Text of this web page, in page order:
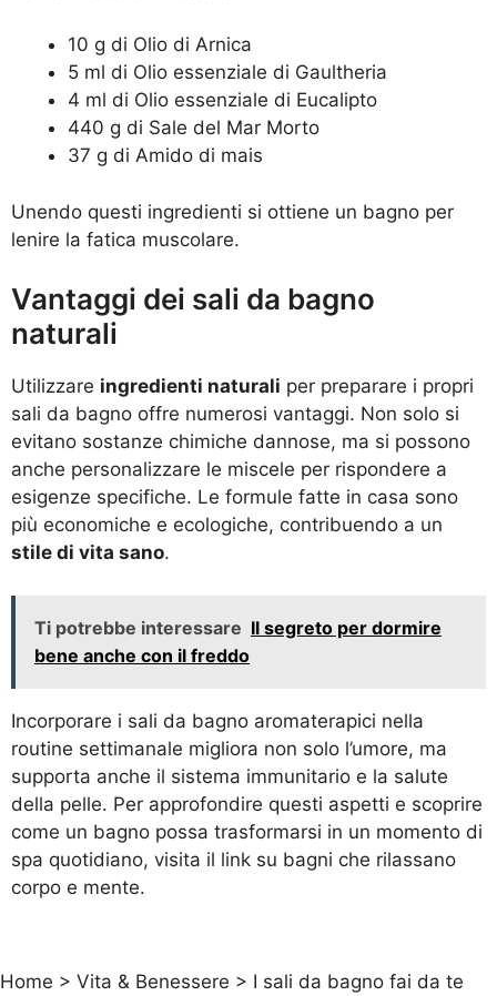
10 g di Olio di Arnica
5 ml di Olio essenziale di Gaultheria
4 ml di Olio essenziale di Eucalipto
440 g di Sale del Mar Morto
37 g di Amido di mais
Unendo questi ingredienti si ottiene un bagno per
lenire la fatica muscolare.
Vantaggi dei sali da bagno
naturali
Utilizzare ingredienti naturali per preparare i propri
sali da bagno offre numerosi vantaggi. Non solo si
evitano sostanze chimiche dannose, ma si possono
anche personalizzare le miscele per rispondere a
esigenze specifiche. Le formule fatte in casa sono
più economiche e ecologiche, contribuendo a un
stile di vita sano.
Ti potrebbe interessare Il segreto per dormire
bene anche con il freddo
Incorporare i sali da bagno aromaterapici nella
routine settimanale migliora non solo l’umore, ma
supporta anche il sistema immunitario e la salute
della pelle. Per approfondire questi aspetti e scoprire
come un bagno possa trasformarsi in un momento di
spa quotidiano, visita il link su bagni che rilassano
corpo e mente.
Home > Vita & Benessere > I sali da bagno fai da te